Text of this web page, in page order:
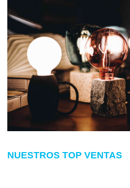
NUESTROS TOP VENTAS